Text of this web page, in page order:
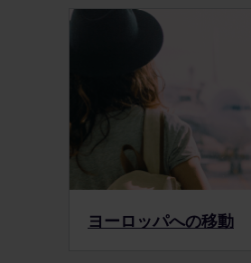
ヨーロッパへの移動